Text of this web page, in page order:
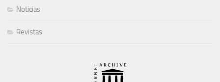
Noticias
Revistas